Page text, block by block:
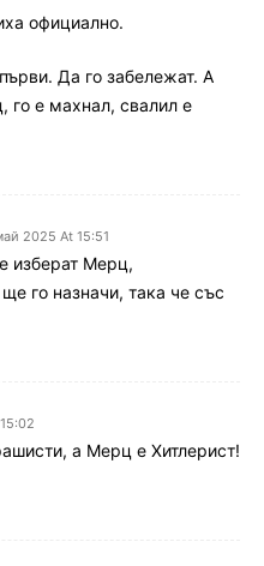
официално.
Да го забележат. А
го е махнал, свалил е
2025 At 15:51
изберат Мерц,
го назначи, така че със
а Мерц е Хитлерист!